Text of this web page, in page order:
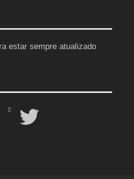
estar sempre atualizado
Twitter